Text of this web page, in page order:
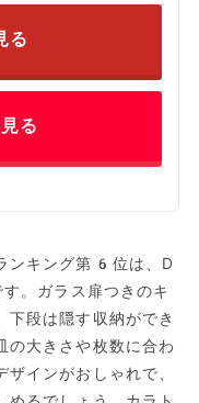
る
る
ンキング第6位は、D
。ガラス扉つきのキ
下段は隠す収納ができ
の大きさや枚数に合わ
インがおしゃれで、